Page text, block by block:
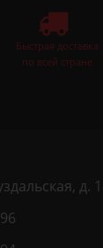
Быстрая доставка
по всей стране
д.